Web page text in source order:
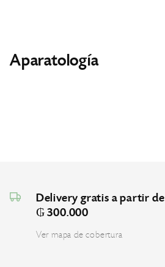
Aparatología
Delivery gratis a partir de
₲ 300.000
Ver mapa de cobertura